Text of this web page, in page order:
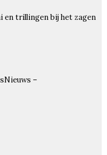
en trillingen bij het zagen
–